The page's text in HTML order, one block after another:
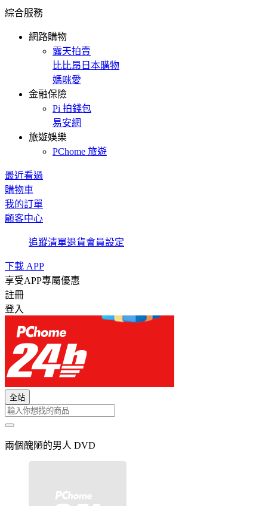
綜合服務
網路購物
露天拍賣
比比昂日本購物
媽咪愛
金融保險
Pi 拍錢包
易安網
旅遊娛樂
PChome 旅遊
最近看過
購物車
我的訂單
顧客中心
追蹤清單退貨會員設定
下載 APP
享受APP專屬優惠
註冊
登入
全站
兩個醜陋的男人 DVD